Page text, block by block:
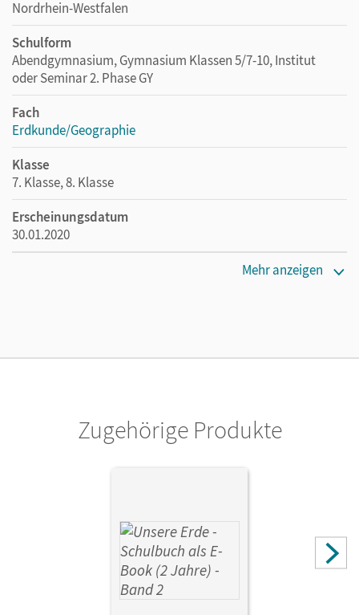
Nordrhein-Westfalen
Schulform
Abendgymnasium, Gymnasium Klassen 5/7-10, Institut
oder Seminar 2. Phase GY
Fach
Erdkunde/Geographie
Klasse
7. Klasse, 8. Klasse
Erscheinungsdatum
30.01.2020
Mehr anzeigen
Zugehörige Produkte